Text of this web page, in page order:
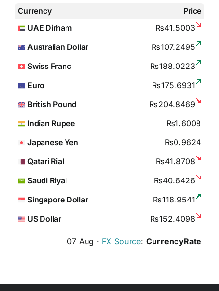
Currency
Price
UAE Dirham
₨41.5003
Australian Dollar
₨107.2495
Swiss Franc
₨188.0223
Euro
₨175.6931
British Pound
₨204.8469
Indian Rupee
₨1.6008
Japanese Yen
₨0.9624
Qatari Rial
₨41.8708
Saudi Riyal
₨40.6426
Singapore Dollar
₨118.9541
US Dollar
₨152.4098
07 Aug · FX Source: CurrencyRate